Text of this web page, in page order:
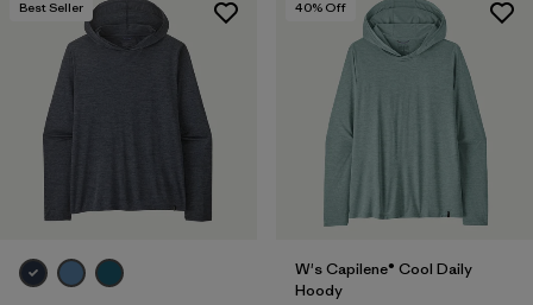
Best Seller 40% Off
W's Capilene® Cool Daily
Hoody